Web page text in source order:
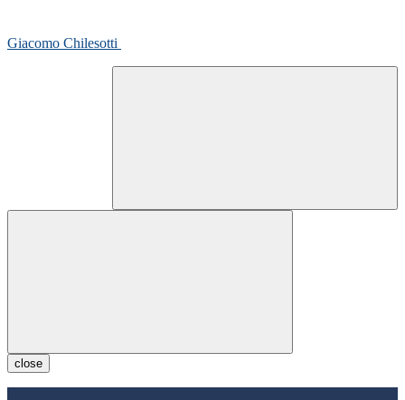
Giacomo Chilesotti
close